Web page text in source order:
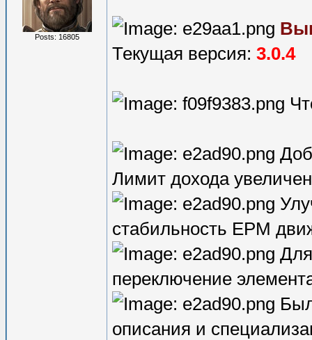
Posts: 16805
Текущая версия: 3.0.4
Лимит дохода
стабильность ЕРМ
переключение
описания и